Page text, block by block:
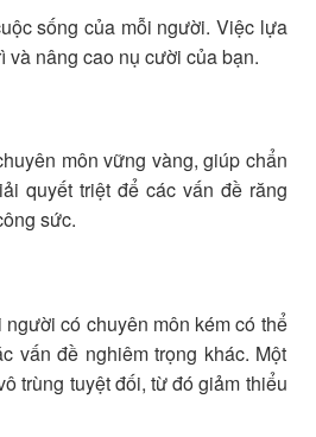
sống của mỗi người. Việc lựa
và nâng cao nụ cười của bạn.
môn vững vàng, giúp chẩn
quyết triệt để các vấn đề răng
sức.
có chuyên môn kém có thể
vấn đề nghiêm trọng khác. Một
trùng tuyệt đối, từ đó giảm thiểu